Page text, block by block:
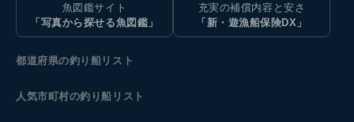
魚図鑑サイト
「写真から探せる魚図鑑」
充実の補償内容と安さ
「新・遊漁船保険DX」
都道府県の釣り船リスト
人気市町村の釣り船リスト